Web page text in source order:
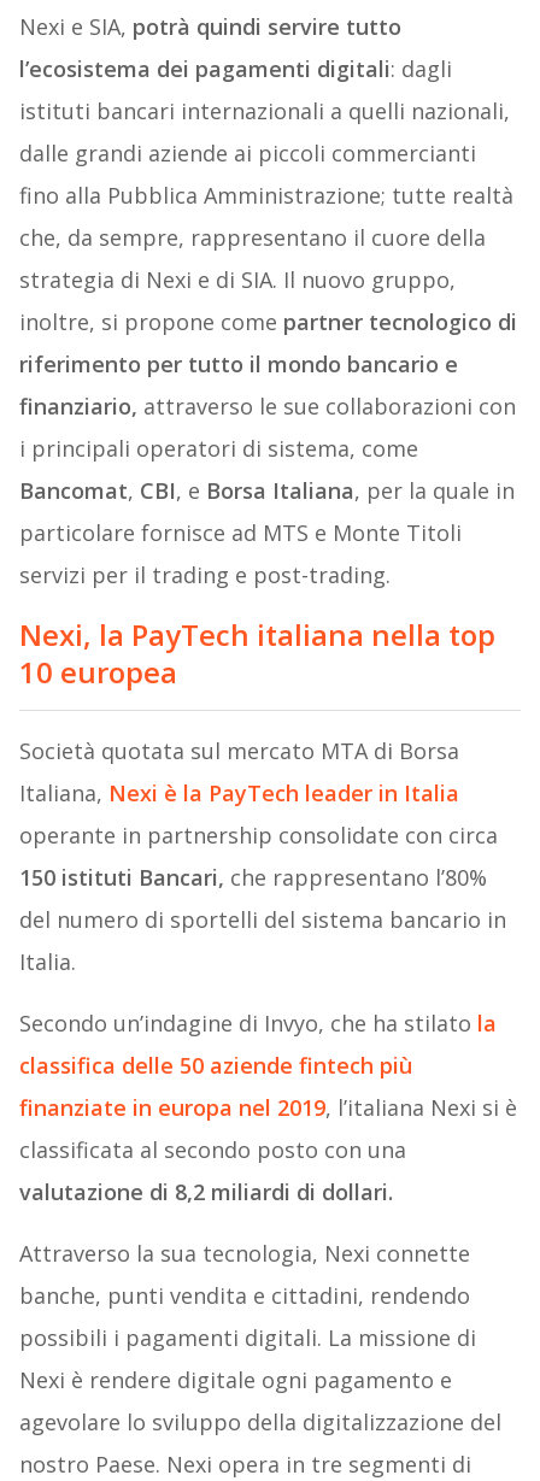
Nexi e SIA, potrà quindi servire tutto
l’ecosistema dei pagamenti digitali: dagli
istituti bancari internazionali a quelli nazionali,
dalle grandi aziende ai piccoli commercianti
fino alla Pubblica Amministrazione; tutte realtà
che, da sempre, rappresentano il cuore della
strategia di Nexi e di SIA. Il nuovo gruppo,
inoltre, si propone come partner tecnologico di
riferimento per tutto il mondo bancario e
finanziario, attraverso le sue collaborazioni con
i principali operatori di sistema, come
Bancomat, CBI, e Borsa Italiana, per la quale in
particolare fornisce ad MTS e Monte Titoli
servizi per il trading e post-trading.
Nexi, la PayTech italiana nella top
10 europea
Società quotata sul mercato MTA di Borsa
Italiana, Nexi è la PayTech leader in Italia
operante in partnership consolidate con circa
150 istituti Bancari, che rappresentano l’80%
del numero di sportelli del sistema bancario in
Italia.
Secondo un’indagine di Invyo, che ha stilato la
classifica delle 50 aziende fintech più
finanziate in europa nel 2019, l’italiana Nexi si è
classificata al secondo posto con una
valutazione di 8,2 miliardi di dollari.
Attraverso la sua tecnologia, Nexi connette
banche, punti vendita e cittadini, rendendo
possibili i pagamenti digitali. La missione di
Nexi è rendere digitale ogni pagamento e
agevolare lo sviluppo della digitalizzazione del
nostro Paese. Nexi opera in tre segmenti di